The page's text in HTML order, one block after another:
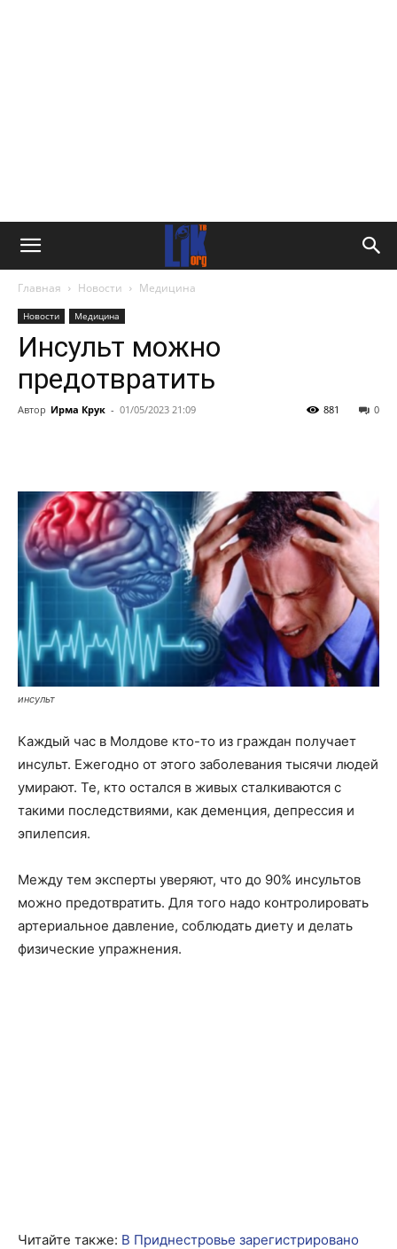
Главная Новости Медицина
Новости Медицина
Инсульт можно
предотвратить
Автор Ирма Крук - 01/05/2023 21:09 0
881
инсульт
Каждый час в Молдове кто-то из граждан получает
инсульт. Ежегодно от этого заболевания тысячи людей
умирают. Те, кто остался в живых сталкиваются с
такими последствиями, как деменция, депрессия и
эпилепсия.
Между тем эксперты уверяют, что до 90% инсультов
можно предотвратить. Для того надо контролировать
артериальное давление, соблюдать диету и делать
физические упражнения.
Читайте также: В Приднестровье зарегистрировано